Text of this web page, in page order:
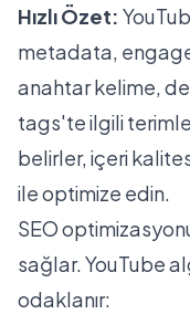
Hızlı Özet:
metadata,
anahtar kelime,
tags'te ilgili
belirler, içeri
ile optimize edin.
SEO
sağlar. YouTube
odaklanır: